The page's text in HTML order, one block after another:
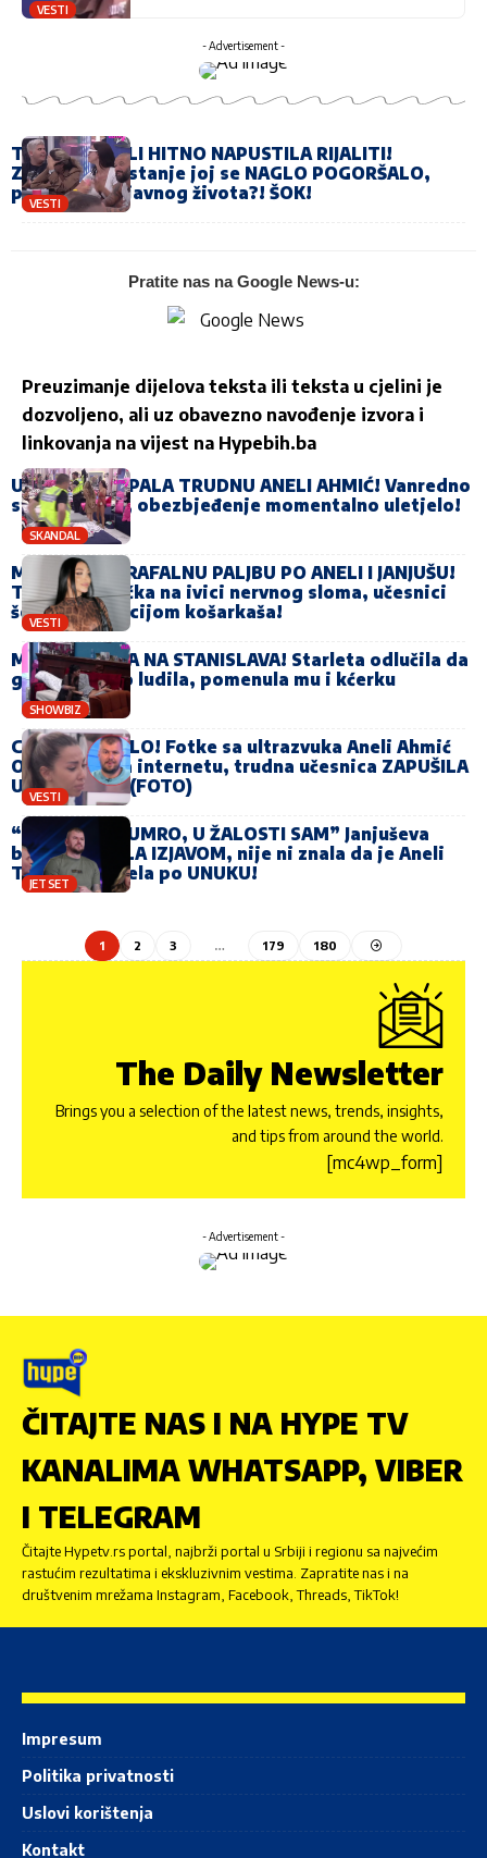
VESTI
- Advertisement -
VESTI
TRUDNA ANELI HITNO NAPUSTILA RIJALITI!
Zdravstveno stanje joj se NAGLO POGORŠALO,
povlači se iz javnog života?! ŠOK!
Pratite nas na Google News-u:
Preuzimanje dijelova teksta ili teksta u cjelini je
dozvoljeno, ali uz obavezno navođenje izvora i
linkovanja na vijest na Hypebih.ba
SKANDAL
UČESNICA NAPALA TRUDNU ANELI AHMIĆ! Vanredno
stanje u Eliti, obezbjeđenje momentalno uletjelo!
VESTI
MAJA OSULA RAFALNU PALJBU PO ANELI I JANJUŠU!
Trudna Ahmićka na ivici nervnog sloma, učesnici
šokirani reakcijom košarkaša!
SHOWBIZ
MAJA UDARILA NA STANISLAVA! Starleta odlučila da
ga dovede do ludila, pomenula mu i kćerku
VESTI
CRNO NA BIJELO! Fotke sa ultrazvuka Aneli Ahmić
OSVANULE na internetu, trudna učesnica ZAPUŠILA
USTA SVIMA! (FOTO)
JET SET
“BRAT MU JE UMRO, U ŽALOSTI SAM” Janjuševa
baka ŠOKIRALA IZJAVOM, nije ni znala da je Aneli
TRUDNA, oplela po UNUKU!
1 2 3 … 179 180
The Daily Newsletter
Brings you a selection of the latest news, trends, insights,
and tips from around the world.
[mc4wp_form]
- Advertisement -
ČITAJTE NAS I NA HYPE TV
KANALIMA WHATSAPP, VIBER
I TELEGRAM
Čitajte Hypetv.rs portal, najbrži portal u Srbiji i regionu sa najvećim
rastućim rezultatima i ekskluzivnim vestima. Zapratite nas i na
društvenim mrežama Instagram, Facebook, Threads, TikTok!
Impresum
Politika privatnosti
Uslovi korištenja
Kontakt